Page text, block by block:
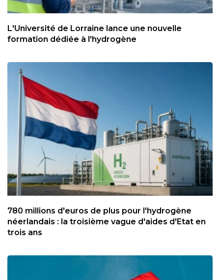
L'Université de Lorraine lance une nouvelle
formation dédiée à l'hydrogène
780 millions d'euros de plus pour l'hydrogène
néerlandais : la troisième vague d'aides d'Etat en
trois ans